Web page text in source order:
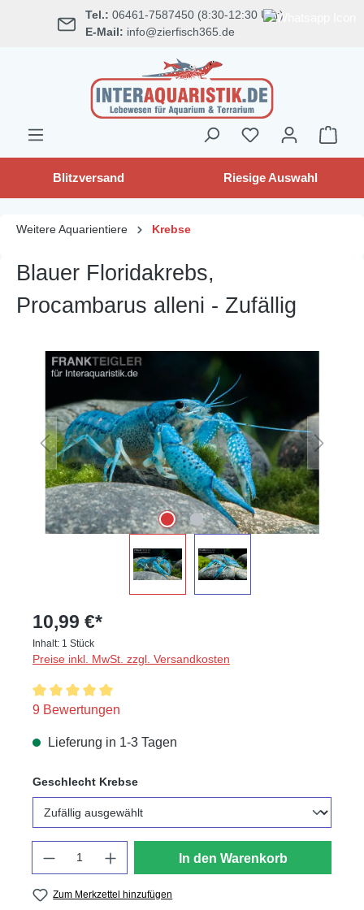
springen Tel.: 06461-7587450 (8:30-12:30 Uhr)
E-Mail: info@zierfisch365.de
Blitzversand Riesige Auswahl
Weitere Aquarientiere Krebse
Blauer Floridakrebs,
Procambarus alleni - Zufällig
Bildergalerie überspringen
10,99 €*
Inhalt: 1 Stück
Preise inkl. MwSt. zzgl. Versandkosten
Durchschnittliche Bewertung von 5 von 5 Sternen
9 Bewertungen
Lieferung in 1-3 Tagen
Geschlecht Krebseauswählen
In den Warenkorb
Zum Merkzettel hinzufügen